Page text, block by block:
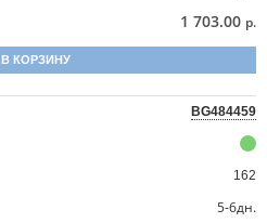
1 703.00 р.
В КОРЗИНУ
BG484459
162
5-6дн.